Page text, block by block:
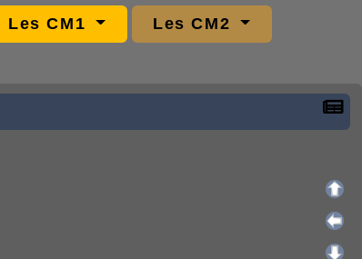
Les CM1 Les CM2